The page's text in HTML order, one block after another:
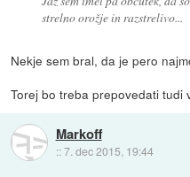
strelno orožje in razstrelivo...
Nekje sem bral, da je pero
Torej bo treba prepovedati tudi
Markoff
::7. dec 2015, 19:44